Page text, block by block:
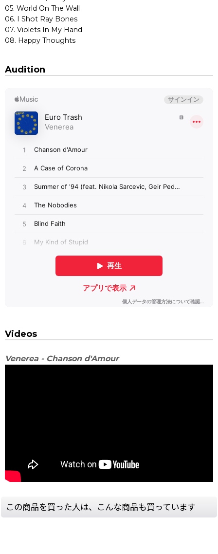
05. World On The Wall
06. I Shot Ray Bones
07. Violets In My Hand
08. Happy Thoughts
Audition
Videos
Venerea - Chanson d'Amour
この商品を買った人は、こんな商品も買っています